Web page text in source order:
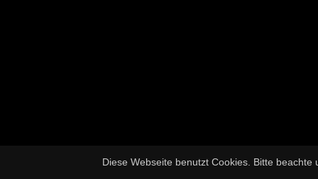
Diese Webseite benutzt Cookies. Bitte beachte